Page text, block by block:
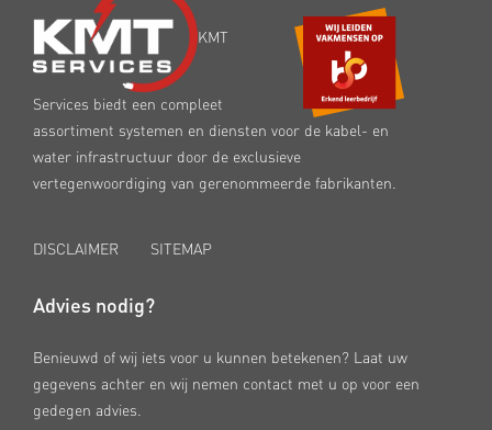
KMT
Services biedt een compleet
assortiment systemen en diensten voor de kabel- en
water infrastructuur door de exclusieve
vertegenwoordiging van gerenommeerde fabrikanten.
DISCLAIMER SITEMAP
Advies nodig?
Benieuwd of wij iets voor u kunnen betekenen? Laat uw
gegevens achter en wij nemen contact met u op voor een
gedegen advies.